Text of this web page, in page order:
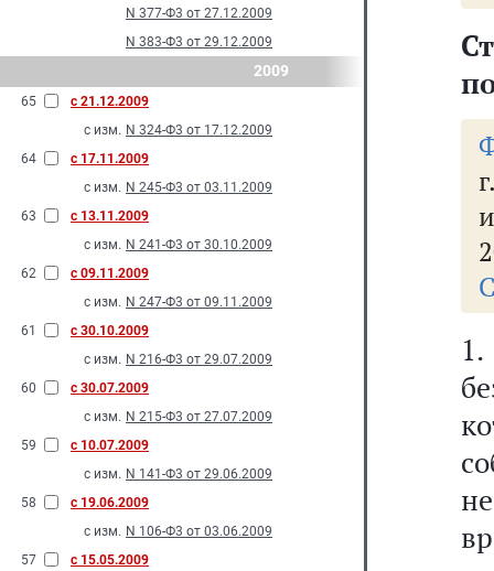
N 377-Ф3 от 27.12.2009
N 383-Ф3 от 29.12.2009
2009
65
с 21.12.2009
с изм. N 324-Ф3 от 17.12.2009
64
с 17.11.2009
с изм. N 245-Ф3 от 03.11.2009
63
с 13.11.2009
с изм. N 241-Ф3 от 30.10.2009
62
с 09.11.2009
с изм. N 247-Ф3 от 09.11.2009
61
с 30.10.2009
с изм. N 216-Ф3 от 29.07.2009
60
с 30.07.2009
с изм. N 215-Ф3 от 27.07.2009
59
с 10.07.2009
с изм. N 141-Ф3 от 29.06.2009
58
с 19.06.2009
с изм. N 106-Ф3 от 03.06.2009
57
с 15.05.2009